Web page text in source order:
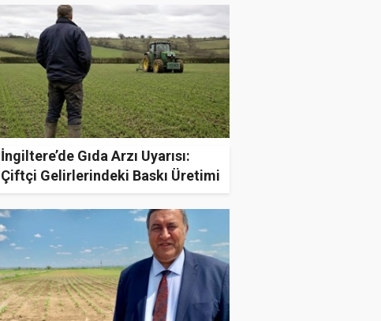
İngiltere’de Gıda Arzı Uyarısı:
Çiftçi Gelirlerindeki Baskı Üretimi
Tehdit Ediyor